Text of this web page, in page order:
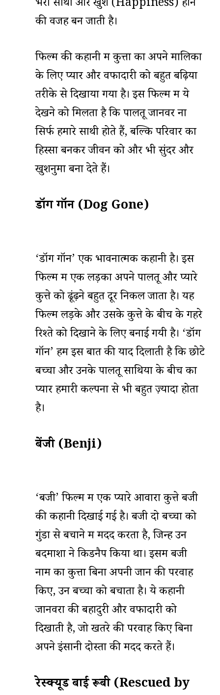
भरी साथी और खुश (Happiness) होने
की वजह बन जाती है।
फिल्म की कहानी में कुत्तों का अपने मालिकों
के लिए प्यार और वफादारी को बहुत बढ़िया
तरीके से दिखाया गया है। इस फिल्म में ये
देखने को मिलता है कि पालतू जानवर ना
सिर्फ हमारे साथी होते हैं, बल्कि परिवार का
हिस्सा बनकर जीवन को और भी सुंदर और
खुशनुमा बना देते हैं।
डॉग गॉन (Dog Gone)
‘डॉग गॉन’ एक भावनात्मक कहानी है। इस
फिल्म में एक लड़का अपने पालतू और प्यारे
कुत्ते को ढूंढ़ने बहुत दूर निकल जाता है। यह
फिल्म लड़के और उसके कुत्ते के बीच के गहरे
रिश्ते को दिखाने के लिए बनाई गयी है। ‘डॉग
गॉन’ हमें इस बात की याद दिलाती है कि छोटे
बच्चों और उनके पालतू साथियों के बीच का
प्यार हमारी कल्पना से भी बहुत ज़्यादा होता
है।
बेंजी (Benji)
‘बेंजी’ फिल्म में एक प्यारे आवारा कुत्ते बेंजी
की कहानी दिखाई गई है। बेंजी दो बच्चों को
गुंडों से बचाने में मदद करता है, जिन्हें उन
बदमाशों ने किडनैप किया था। इसमें बेंजी
नाम का कुत्ता बिना अपनी जान की परवाह
किए, उन बच्चों को बचाता है। ये कहानी
जानवरों की बहादुरी और वफादारी को
दिखाती है, जो खतरे की परवाह किए बिना
अपने इंसानी दोस्तों की मदद करते हैं।
रेस्क्यूड बाई रूबी (Rescued by